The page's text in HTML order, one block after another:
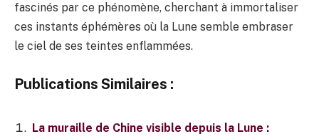
fascinés par ce phénomène, cherchant à immortaliser
ces instants éphémères où la Lune semble embraser
le ciel de ses teintes enflammées.
Publications Similaires :
La muraille de Chine visible depuis la Lune :